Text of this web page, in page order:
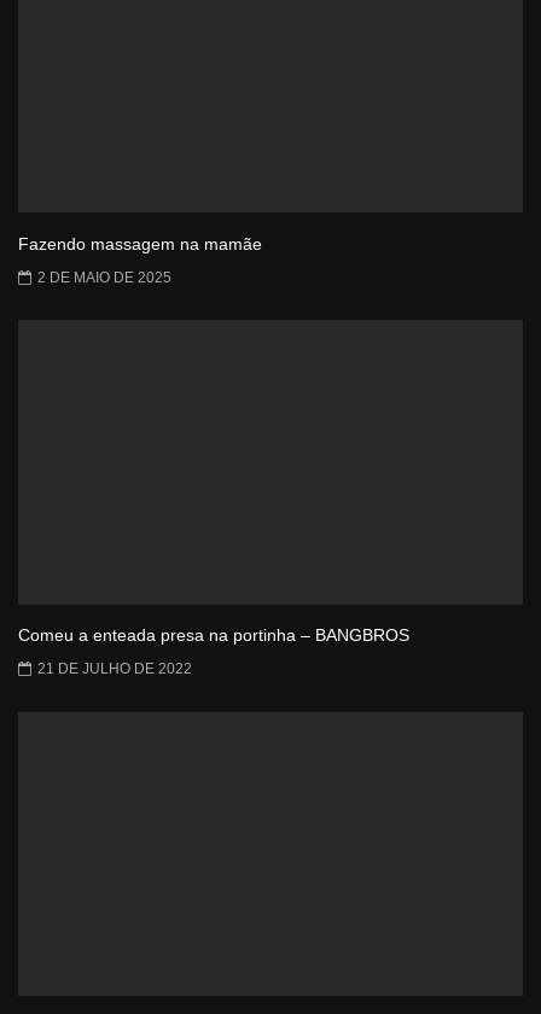
Fazendo massagem na mamãe
2 DE MAIO DE 2025
Comeu a enteada presa na portinha – BANGBROS
21 DE JULHO DE 2022